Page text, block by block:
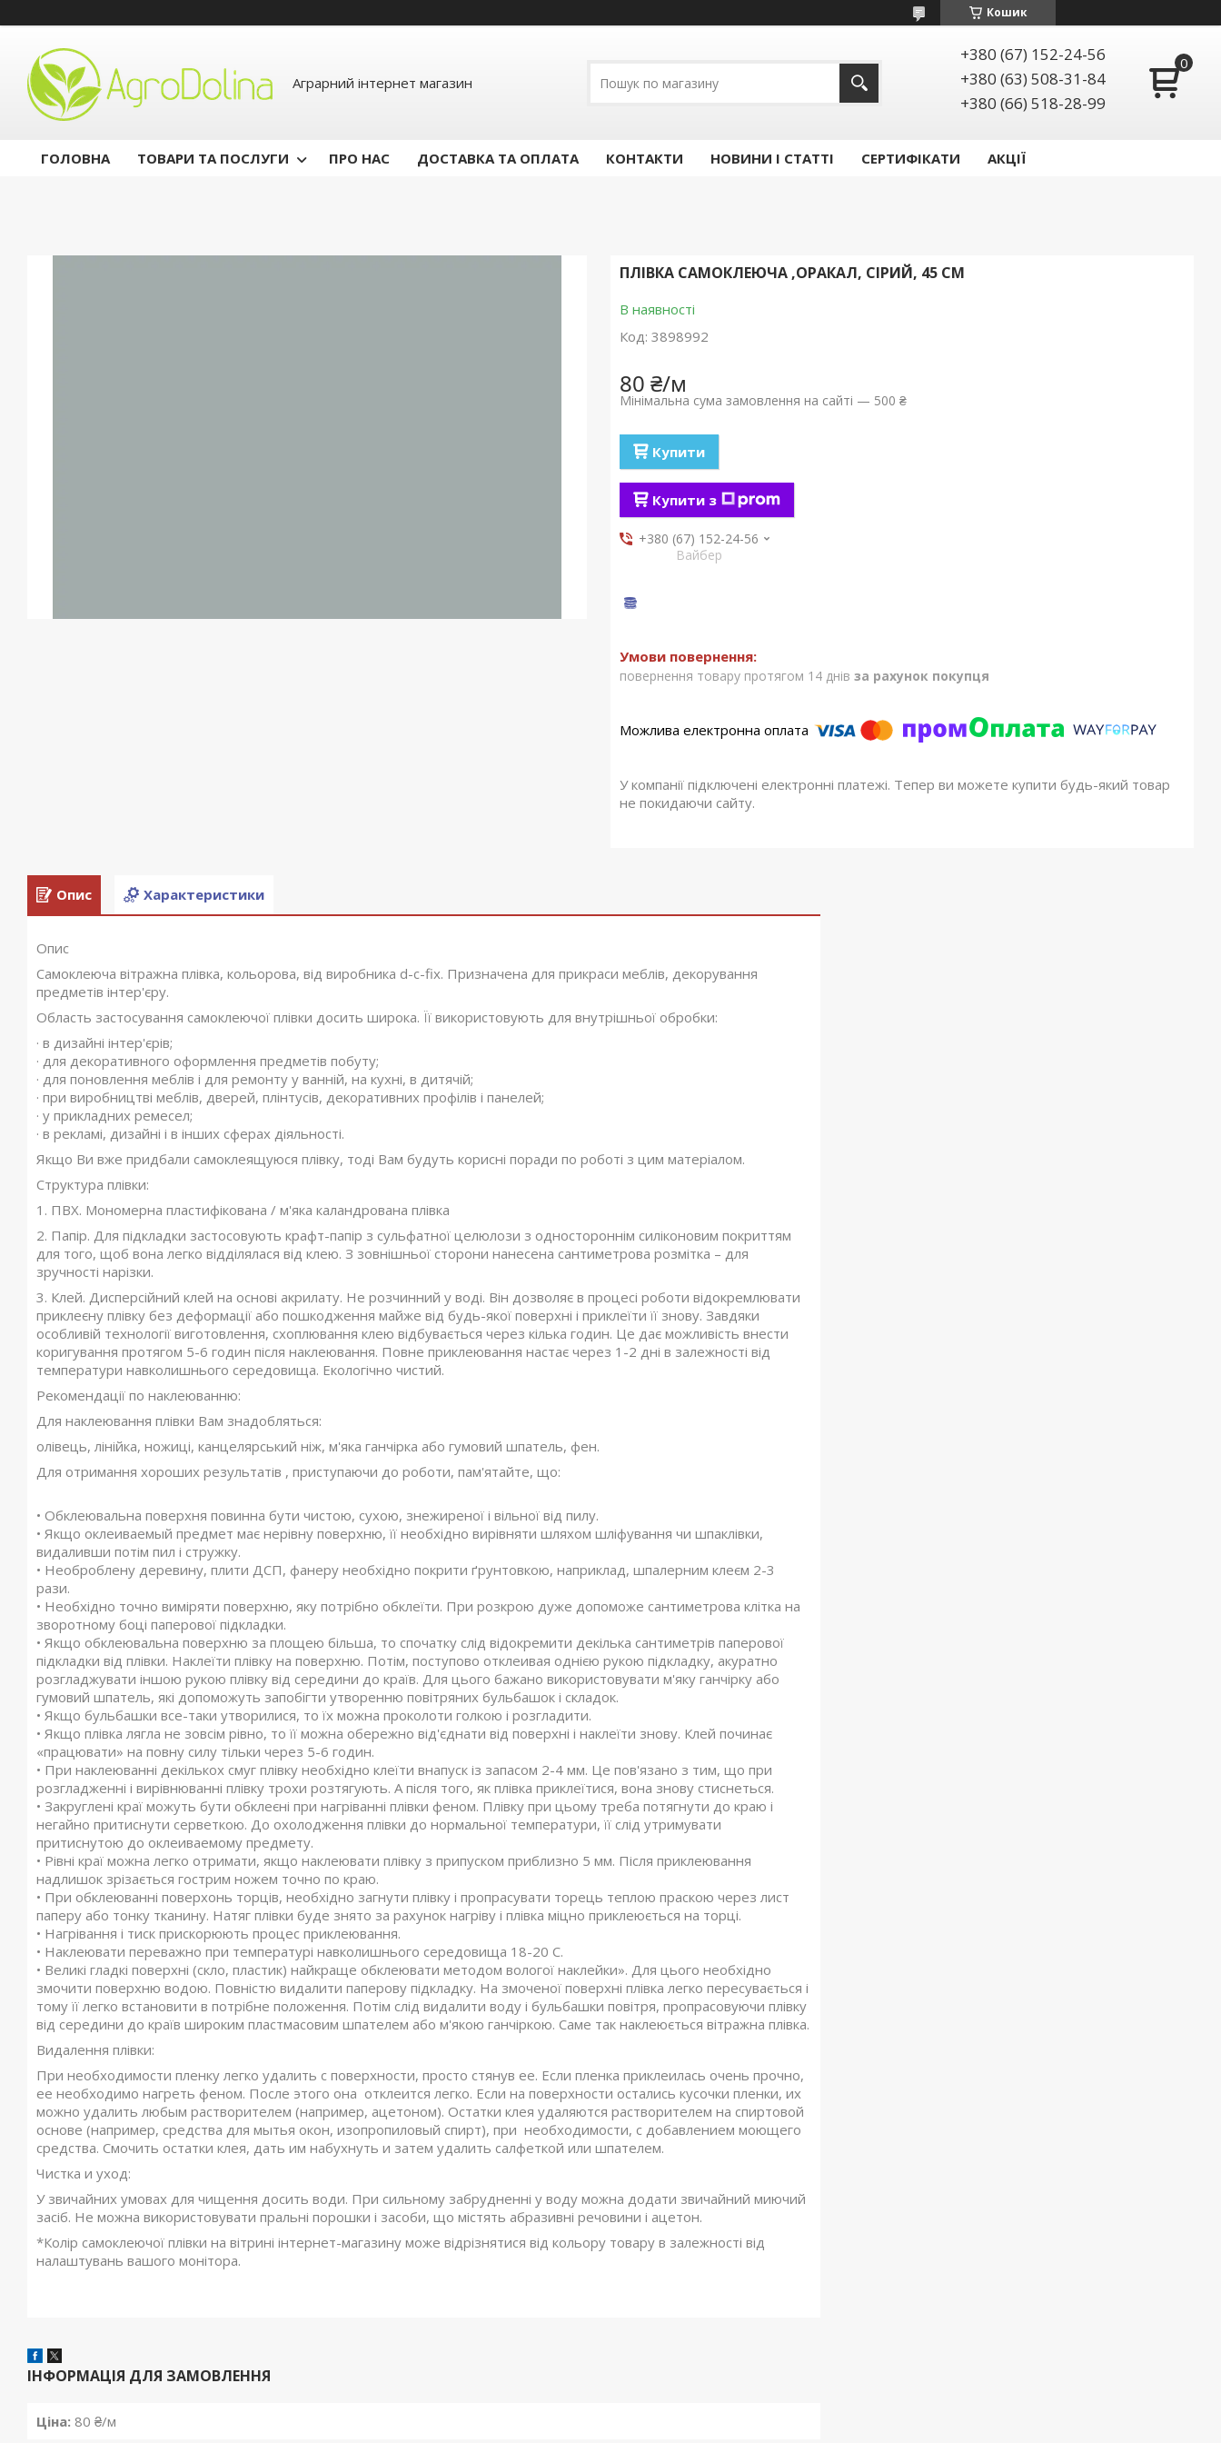
Кошик
Аграрний інтернет магазин
+380 (67) 152-24-56
+380 (63) 508-31-84
+380 (66) 518-28-99
ГОЛОВНА ТОВАРИ ТА ПОСЛУГИ ПРО НАС ДОСТАВКА ТА ОПЛАТА КОНТАКТИ НОВИНИ І СТАТТІ СЕРТИФІКАТИ АКЦІЇ
ПЛІВКА САМОКЛЕЮЧА ,ОРАКАЛ, СІРИЙ, 45 СМ
В наявності
Код: 3898992
80 ₴/м
Мінімальна сума замовлення на сайті — 500 ₴
Купити
Купити з
+380 (67) 152-24-56
Вайбер
повернення товару протягом 14 днів за рахунок покупця
У компанії підключені електронні платежі. Тепер ви можете купити будь-який товар
не покидаючи сайту.
Опис Характеристики
Опис
Самоклеюча вітражна плівка, кольорова, від виробника d-c-fix. Призначена для прикраси меблів, декорування
предметів інтер'єру.
Область застосування самоклеючої плівки досить широка. Її використовують для внутрішньої обробки:
· в дизайні інтер'єрів;
· для декоративного оформлення предметів побуту;
· для поновлення меблів і для ремонту у ванній, на кухні, в дитячій;
· при виробництві меблів, дверей, плінтусів, декоративних профілів і панелей;
· у прикладних ремесел;
· в рекламі, дизайні і в інших сферах діяльності.
Якщо Ви вже придбали самоклеящуюся плівку, тоді Вам будуть корисні поради по роботі з цим матеріалом.
Структура плівки:
1. ПВХ. Мономерна пластифікована / м'яка каландрована плівка
2. Папір. Для підкладки застосовують крафт-папір з сульфатної целюлози з одностороннім силіконовим покриттям
для того, щоб вона легко відділялася від клею. З зовнішньої сторони нанесена сантиметрова розмітка – для
зручності нарізки.
3. Клей. Дисперсійний клей на основі акрилату. Не розчинний у воді. Він дозволяє в процесі роботи відокремлювати
приклеєну плівку без деформації або пошкодження майже від будь-якої поверхні і приклеїти її знову. Завдяки
особливій технології виготовлення, схоплювання клею відбувається через кілька годин. Це дає можливість внести
коригування протягом 5-6 годин після наклеювання. Повне приклеювання настає через 1-2 дні в залежності від
температури навколишнього середовища. Екологічно чистий.
Рекомендації по наклеюванню:
Для наклеювання плівки Вам знадобляться:
олівець, лінійка, ножиці, канцелярський ніж, м'яка ганчірка або гумовий шпатель, фен.
Для отримання хороших результатів , приступаючи до роботи, пам'ятайте, що:
• Обклеювальна поверхня повинна бути чистою, сухою, знежиреної і вільної від пилу.
• Якщо оклеиваемый предмет має нерівну поверхню, її необхідно вирівняти шляхом шліфування чи шпаклівки,
видаливши потім пил і стружку.
• Необроблену деревину, плити ДСП, фанеру необхідно покрити ґрунтовкою, наприклад, шпалерним клеєм 2-3
рази.
• Необхідно точно виміряти поверхню, яку потрібно обклеїти. При розкрою дуже допоможе сантиметрова клітка на
зворотному боці паперової підкладки.
• Якщо обклеювальна поверхню за площею більша, то спочатку слід відокремити декілька сантиметрів паперової
підкладки від плівки. Наклеїти плівку на поверхню. Потім, поступово отклеивая однією рукою підкладку, акуратно
розгладжувати іншою рукою плівку від середини до країв. Для цього бажано використовувати м'яку ганчірку або
гумовий шпатель, які допоможуть запобігти утворенню повітряних бульбашок і складок.
• Якщо бульбашки все-таки утворилися, то їх можна проколоти голкою і розгладити.
• Якщо плівка лягла не зовсім рівно, то її можна обережно від'єднати від поверхні і наклеїти знову. Клей починає
«працювати» на повну силу тільки через 5-6 годин.
• При наклеюванні декількох смуг плівку необхідно клеїти внапуск із запасом 2-4 мм. Це пов'язано з тим, що при
розгладженні і вирівнюванні плівку трохи розтягують. А після того, як плівка приклеїтися, вона знову стиснеться.
• Закруглені краї можуть бути обклеєні при нагріванні плівки феном. Плівку при цьому треба потягнути до краю і
негайно притиснути серветкою. До охолодження плівки до нормальної температури, її слід утримувати
притиснутою до оклеиваемому предмету.
• Рівні краї можна легко отримати, якщо наклеювати плівку з припуском приблизно 5 мм. Після приклеювання
надлишок зрізається гострим ножем точно по краю.
• При обклеюванні поверхонь торців, необхідно загнути плівку і пропрасувати торець теплою праскою через лист
паперу або тонку тканину. Натяг плівки буде знято за рахунок нагріву і плівка міцно приклеюється на торці.
• Нагрівання і тиск прискорюють процес приклеювання.
• Наклеювати переважно при температурі навколишнього середовища 18-20 С.
• Великі гладкі поверхні (скло, пластик) найкраще обклеювати методом вологої наклейки». Для цього необхідно
змочити поверхню водою. Повністю видалити паперову підкладку. На змоченої поверхні плівка легко пересувається і
тому її легко встановити в потрібне положення. Потім слід видалити воду і бульбашки повітря, пропрасовуючи плівку
від середини до країв широким пластмасовим шпателем або м'якою ганчіркою. Саме так наклеюється вітражна плівка.
Видалення плівки:
При необходимости пленку легко удалить с поверхности, просто стянув ее. Если пленка приклеилась очень прочно,
ее необходимо нагреть феном. После этого она отклеится легко. Если на поверхности остались кусочки пленки, их
можно удалить любым растворителем (например, ацетоном). Остатки клея удаляются растворителем на спиртовой
основе (например, средства для мытья окон, изопропиловый спирт), при необходимости, с добавлением моющего
средства. Смочить остатки клея, дать им набухнуть и затем удалить салфеткой или шпателем.
Чистка и уход:
У звичайних умовах для чищення досить води. При сильному забрудненні у воду можна додати звичайний миючий
засіб. Не можна використовувати пральні порошки і засоби, що містять абразивні речовини і ацетон.
*Колір самоклеючої плівки на вітрині інтернет-магазину може відрізнятися від кольору товару в залежності від
налаштувань вашого монітора.
ІНФОРМАЦІЯ ДЛЯ ЗАМОВЛЕННЯ
Ціна: 80 ₴/м